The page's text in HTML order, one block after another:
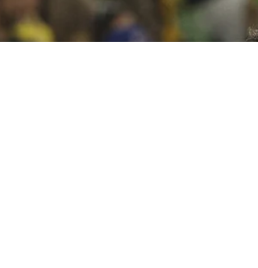
Francia frena a